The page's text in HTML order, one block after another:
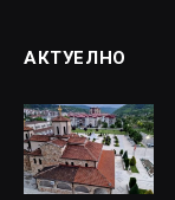
АКТУЕЛНО